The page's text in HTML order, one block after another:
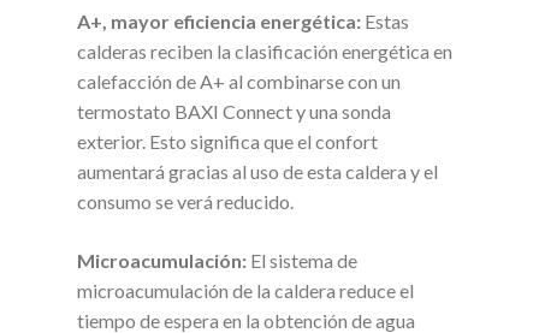
A+, mayor eficiencia energética: Estas
calderas reciben la clasificación energética en
calefacción de A+ al combinarse con un
termostato BAXI Connect y una sonda
exterior. Esto significa que el confort
aumentará gracias al uso de esta caldera y el
consumo se verá reducido.
Microacumulación: El sistema de
microacumulación de la caldera reduce el
tiempo de espera en la obtención de agua